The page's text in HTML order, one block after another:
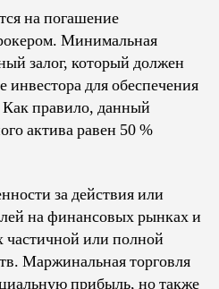
на погашение
Минимальная
залог, который должен
инвестора для обеспечения
правило, данный
актива равен 50 %
за действия или
на финансовых рынках и
частичной или полной
Маржинальная торговля
прибыль, но также